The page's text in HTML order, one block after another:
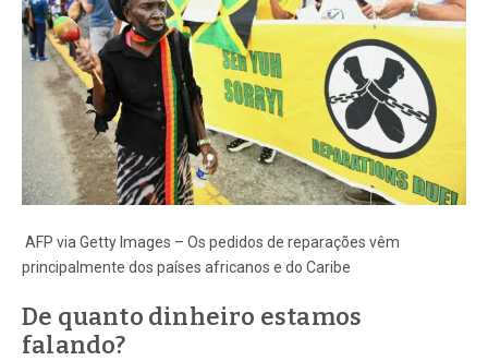
AFP via Getty Images – Os pedidos de reparações vêm
principalmente dos países africanos e do Caribe
De quanto dinheiro estamos
falando?